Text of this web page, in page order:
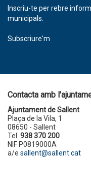
Inscriu-te per rebre
municipals.
Subscriure'm
Contacta amb
Ajuntament de Sallent
Plaça de la Vila, 1
08650 - Sallent
Tel. 938 370 200
NIF P0819000A
a/e sallent@sallent.cat